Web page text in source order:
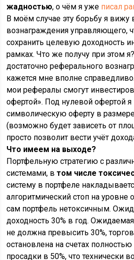
жадностью, о чём я уже писал
В моём случае эту борьбу я вижу
вознаграждения управляющего,
сохранить целевую доходность
рамках. Что же получу при этом
достаточно реферального
кажется мне вполне
мои рефералы смогут
офертой». Под нулевой офертой
символическую оферту в
(возможно будет зависеть от
просто позволит вести учёт
Что имеем на выходе?
Портфельную стратегию с
системами, втом числе
систему в портфеле
алгоритмический стоп на уровне
сам портфель нетоксичным.
доходность 30% в год.
не должна превысить 30%,
остановлена на счетах
просадки в 50%, что технически